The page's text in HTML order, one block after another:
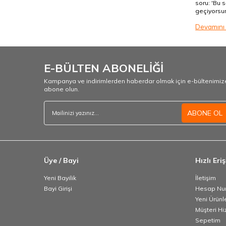
soru: 'Bu
baba
E-BÜLTEN ABONELİĞİ
Kampanya ve indirimlerden haberdar olmak için e-
abone olun.
ABONE OL
Üye / Bayi
Yeni Bayilik
Bayi Girişi
Hızlı
İletişim
Hesap
Yeni
Müşteri
Sepetim